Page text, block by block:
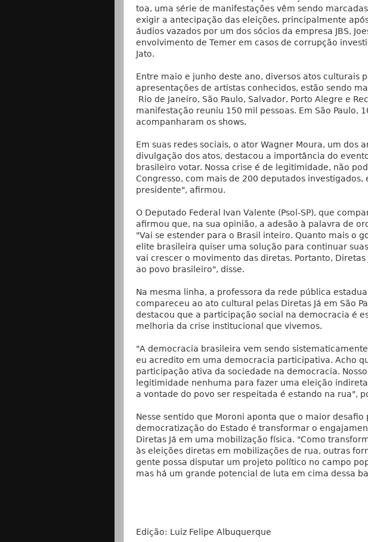
toa, uma série de manifestações vêm sendo
exigir a antecipação das eleições, principalmente
áudios vazados por um dos sócios da empresa JBS,
envolvimento de Temer em casos de corrupção
Jato.
Entre maio e junho deste ano, diversos atos culturais
apresentações de artistas conhecidos, estão sendo
Rio de Janeiro, São Paulo, Salvador, Porto Alegre e
manifestação reuniu 150 mil pessoas. Em São Paulo,
acompanharam os shows.
Em suas redes sociais, o ator Wagner Moura, um dos
divulgação dos atos, destacou a importância do
brasileiro votar. Nossa crise é de legitimidade, não
Congresso, com mais de 200 deputados investigados,
presidente", afirmou.
O Deputado Federal Ivan Valente (Psol-SP), que
afirmou que, na sua opinião, a adesão à palavra de
"Vai se estender para o Brasil inteiro. Quanto mais o
elite brasileira quiser uma solução para continuar
vai crescer o movimento das diretas. Portanto, Diretas
ao povo brasileiro", disse.
Na mesma linha, a professora da rede pública
compareceu ao ato cultural pelas Diretas Já em São
destacou que a participação social na democracia é
melhoria da crise institucional que vivemos.
"A democracia brasileira vem sendo
eu acredito em uma democracia participativa. Acho
participação ativa da sociedade na democracia.
legitimidade nenhuma para fazer uma eleição
a vontade do povo ser respeitada é estando na rua",
Nesse sentido que Moroni aponta que o maior desafio
democratização do Estado é transformar o
Diretas Já em uma mobilização física. "Como
às eleições diretas em mobilizações de rua, outras
gente possa disputar um projeto político no campo
mas há um grande potencial de luta em cima dessa
Edição: Luiz Felipe Albuquerque